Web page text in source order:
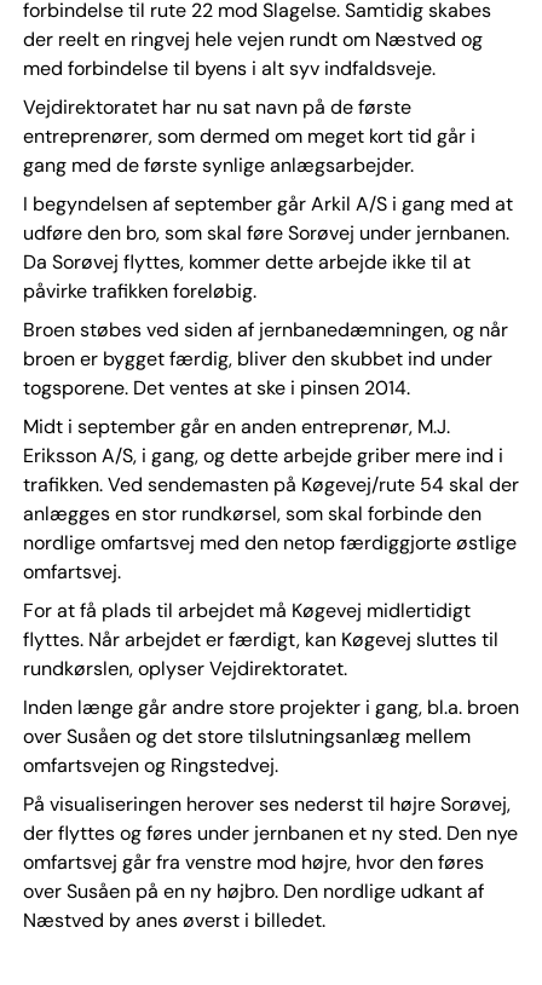
forbindelse til rute 22 mod Slagelse. Samtidig skabes
der reelt en ringvej hele vejen rundt om Næstved og
med forbindelse til byens i alt syv indfaldsveje.
Vejdirektoratet har nu sat navn på de første
entreprenører, som dermed om meget kort tid går i
gang med de første synlige anlægsarbejder.
I begyndelsen af september går Arkil A/S i gang med at
udføre den bro, som skal føre Sorøvej under jernbanen.
Da Sorøvej flyttes, kommer dette arbejde ikke til at
påvirke trafikken foreløbig.
Broen støbes ved siden af jernbanedæmningen, og når
broen er bygget færdig, bliver den skubbet ind under
togsporene. Det ventes at ske i pinsen 2014.
Midt i september går en anden entreprenør, M.J.
Eriksson A/S, i gang, og dette arbejde griber mere ind i
trafikken. Ved sendemasten på Køgevej/rute 54 skal der
anlægges en stor rundkørsel, som skal forbinde den
nordlige omfartsvej med den netop færdiggjorte østlige
omfartsvej.
For at få plads til arbejdet må Køgevej midlertidigt
flyttes. Når arbejdet er færdigt, kan Køgevej sluttes til
rundkørslen, oplyser Vejdirektoratet.
Inden længe går andre store projekter i gang, bl.a. broen
over Susåen og det store tilslutningsanlæg mellem
omfartsvejen og Ringstedvej.
På visualiseringen herover ses nederst til højre Sorøvej,
der flyttes og føres under jernbanen et ny sted. Den nye
omfartsvej går fra venstre mod højre, hvor den føres
over Susåen på en ny højbro. Den nordlige udkant af
Næstved by anes øverst i billedet.